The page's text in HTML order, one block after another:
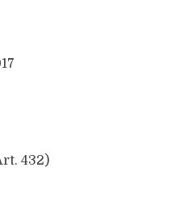
432)